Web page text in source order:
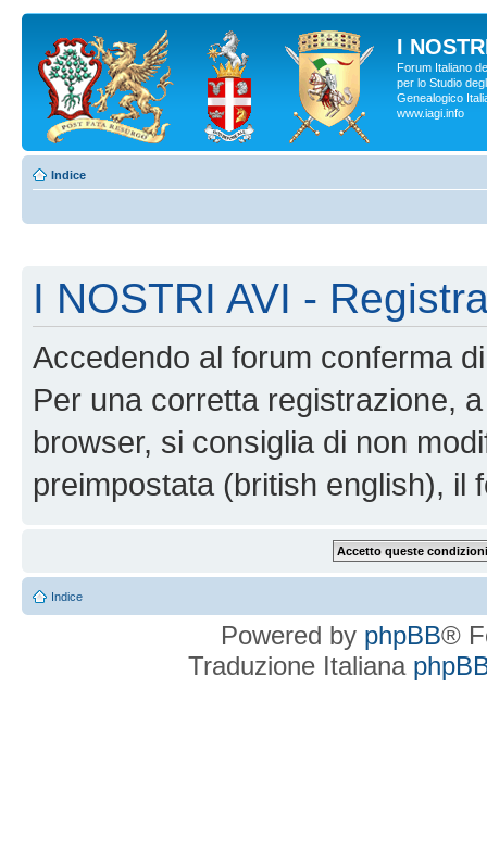
I
Forum Italiano
per lo Studio
Genealogico
www.iagi.info
Indice
I NOSTRI AVI -
Accedendo al forum conferma
Per una corretta registrazione,
browser, si consiglia di non
preimpostata (british english), il
Indice
Powered by phpBB®
Traduzione Italiana